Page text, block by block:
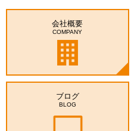
会社概要
COMPANY
ブログ
BLOG